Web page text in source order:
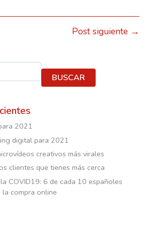
Post siguiente →
BUSCAR
2021
digital para 2021
creativos más virales
clientes que tienes más cerca
COVID19: 6 de cada 10 españoles
compra online